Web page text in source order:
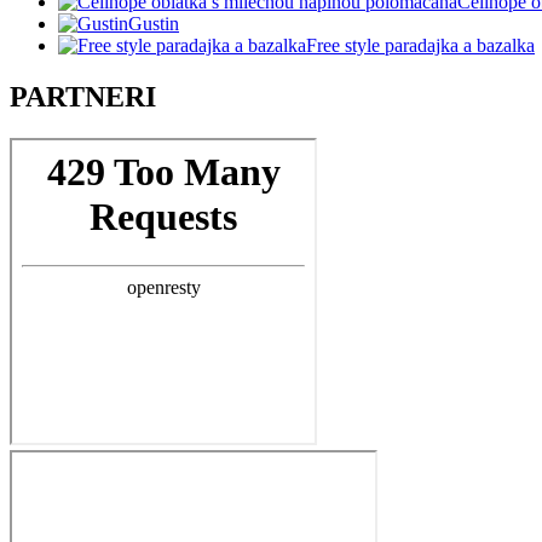
Gustin
Free style paradajka a bazalka
PARTNERI